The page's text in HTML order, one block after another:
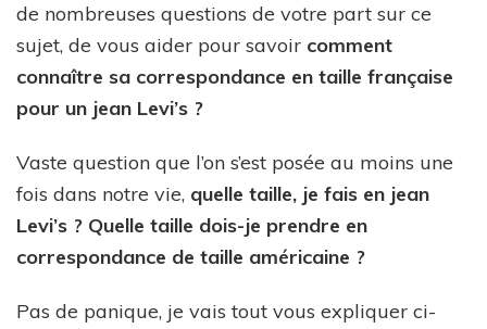
de nombreuses questions de votre part sur ce
sujet, de vous aider pour savoir comment
connaître sa correspondance en taille française
pour un jean Levi’s ?
Vaste question que l’on s’est posée au moins une
fois dans notre vie, quelle taille, je fais en jean
Levi’s ? Quelle taille dois-je prendre en
correspondance de taille américaine ?
Pas de panique, je vais tout vous expliquer ci-